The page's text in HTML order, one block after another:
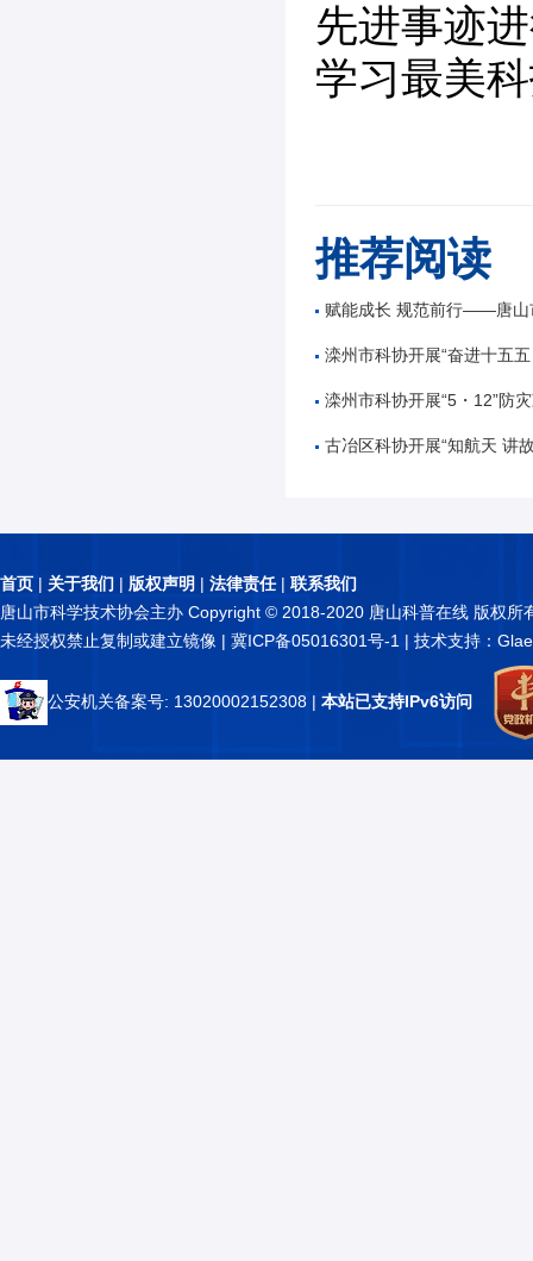
先进事迹
学习最美
推荐阅读
赋能成长 规范前行——唐山市公路学会举办公路工
滦州市科协开展“奋进十五五 科技谱新篇”全国
滦州市科协开展“5・12”防灾减
古冶区科协开展“知航天 讲故事 逐星辰——中国
首页 | 关于我们 | 版权声明 | 法律责任| 联系我们
唐山市科学技术协会主办 Copyright © 2018-2020 唐山科普在线 版权所
未经授权禁止复制或建立镜像 | 冀ICP备05016301号-1 | 技术支持：
公安机关备案号: 13020002152308 | 本站已支持IPv6访问